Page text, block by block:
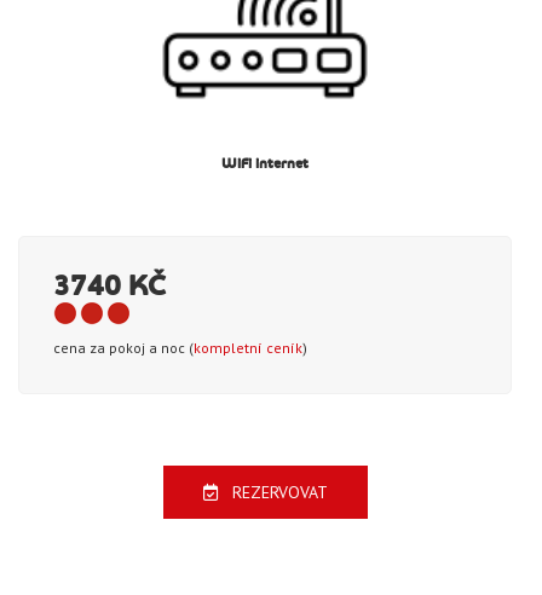
WiFi internet
3740 KČ
cena za pokoj a noc (kompletní ceník)
REZERVOVAT